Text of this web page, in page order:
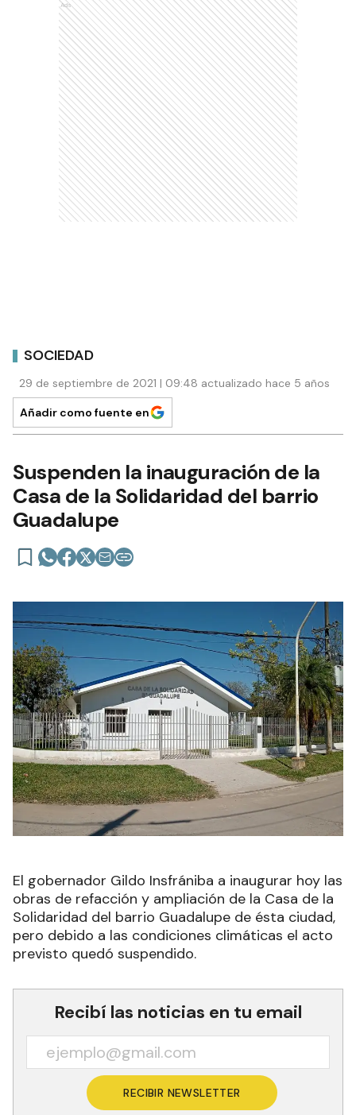
Ads
SOCIEDAD
29 de septiembre de 2021 | 09:48 actualizado hace 5 años
Añadir como fuente en
Suspenden la inauguración de la
Casa de la Solidaridad del barrio
Guadalupe
El gobernador Gildo Insfrániba a inaugurar hoy las
obras de refacción y ampliación de la Casa de la
Solidaridad del barrio Guadalupe de ésta ciudad,
pero debido a las condiciones climáticas el acto
previsto quedó suspendido.
Recibí las noticias en tu email
RECIBIR NEWSLETTER